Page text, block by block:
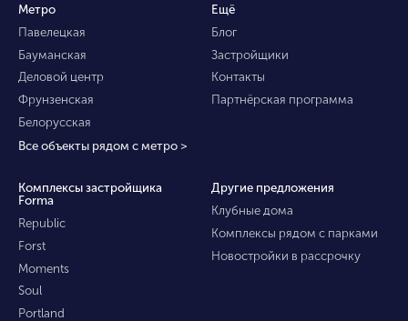
Метро
Павелецкая
Бауманская
Деловой центр
Фрунзенская
Белорусская
Все объекты рядом с метро >
Ещё
Блог
Застройщики
Контакты
Партнёрская программа
Комплексы застройщика
Forma
Republic
Forst
Moments
Soul
Portland
Другие предложения
Клубные дома
Комплексы рядом с парками
Новостройки в рассрочку